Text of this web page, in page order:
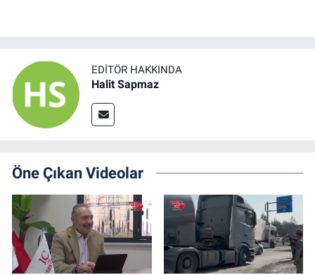
EDITÖR HAKKINDA
Halit Sapmaz
Öne Çıkan Videolar